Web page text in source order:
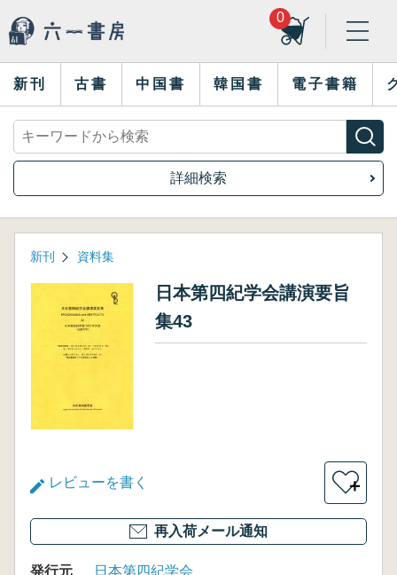
0
新刊 古書 中国書 韓国書 電子書籍
詳細検索
新刊 資料集
日本第四紀学会講演要旨
集43
レビューを書く ＋
再入荷メール通知
発行元
日本第四紀学会